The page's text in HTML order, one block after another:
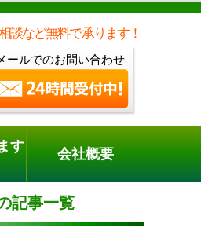
談など無料で承ります！
ールでのお問い合わせ
付中]
す
会社概要
記事一覧